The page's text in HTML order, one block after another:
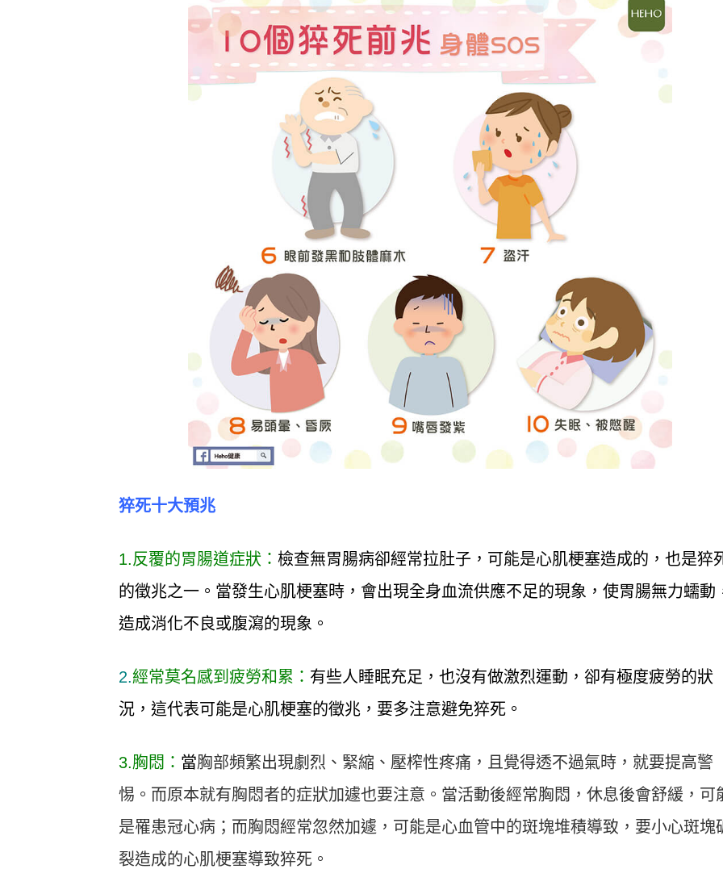
猝死十大預兆
1.反覆的胃腸道症狀： 檢查無胃腸病卻經常拉肚子，可能是心肌梗塞造成的，也是猝
的徵兆之一。當發生心肌梗塞時，會出現全身血流供應不足的現象，使胃腸無力蠕動
造成消化不良或腹瀉的現象。
2.經常莫名感到疲勞和累： 有些人睡眠充足，也沒有做激烈運動，卻有極度疲勞的狀
況，這代表可能是心肌梗塞的徵兆，要多注意避免猝死。
3.胸悶： 當胸部頻繁出現劇烈、緊縮、壓榨性疼痛，且覺得透不過氣時，就要提高警
惕。而原本就有胸悶者的症狀加遽也要注意。當活動後經常胸悶，休息後會舒緩，可
是罹患冠心病；而胸悶經常忽然加遽，可能是心血管中的斑塊堆積導致，要小心斑塊
裂造成的心肌梗塞導致猝死。